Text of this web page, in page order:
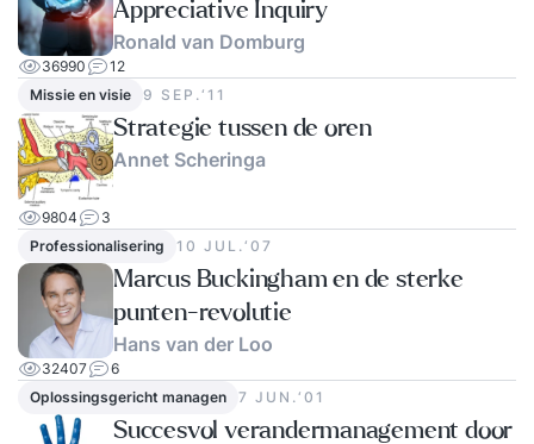
Appreciative Inquiry
Ronald van Domburg
36990
12
Missie en visie
9 SEP.‘11
Strategie tussen de oren
Annet Scheringa
9804
3
Professionalisering
10 JUL.‘07
Marcus Buckingham en de sterke
punten-revolutie
Hans van der Loo
32407
6
Oplossingsgericht managen
7 JUN.‘01
Succesvol verandermanagement door